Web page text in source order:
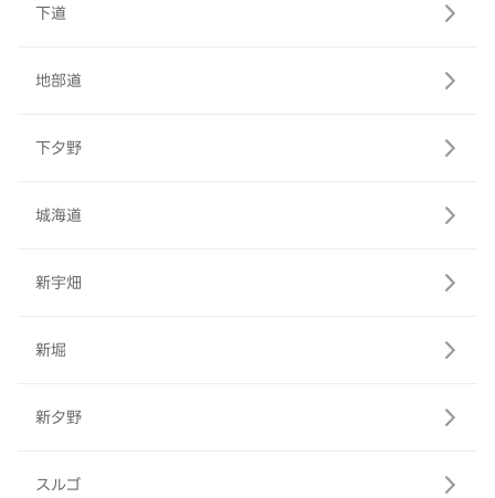
下道
地部道
下夕野
城海道
新宇畑
新堀
新夕野
スルゴ